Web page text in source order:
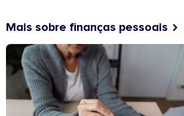
Mais sobre finanças pessoais